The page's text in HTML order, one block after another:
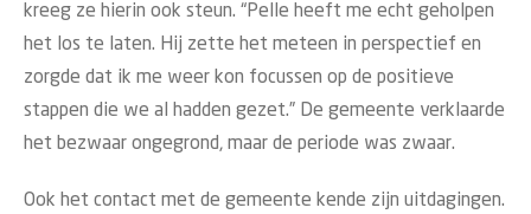
kreeg ze hierin ook steun. “Pelle heeft me echt geholpen
het los te laten. Hij zette het meteen in perspectief en
zorgde dat ik me weer kon focussen op de positieve
stappen die we al hadden gezet.” De gemeente verklaarde
het bezwaar ongegrond, maar de periode was zwaar.
Ook het contact met de gemeente kende zijn uitdagingen.